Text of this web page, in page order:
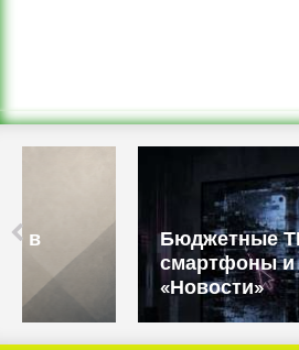
Бюджетные ТВ-
смартфоны и работают
«Новости»